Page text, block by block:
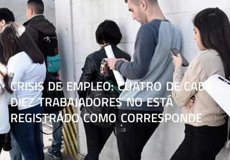
CRISIS DE EMPLEO: CUATRO DE CADA
DIEZ TRABAJADORES NO ESTÁ
REGISTRADO COMO CORRESPONDE